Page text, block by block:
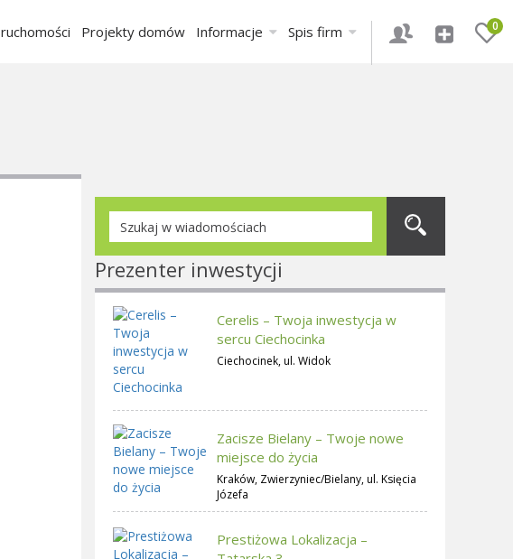
0
Projekty domów Informacje Spis firm
Prezenter inwestycji
Cerelis – Twoja inwestycja w
sercu Ciechocinka
Ciechocinek, ul. Widok
Zacisze Bielany – Twoje nowe
miejsce do życia
Kraków, Zwierzyniec/Bielany, ul. Księcia
Józefa
Prestiżowa Lokalizacja –